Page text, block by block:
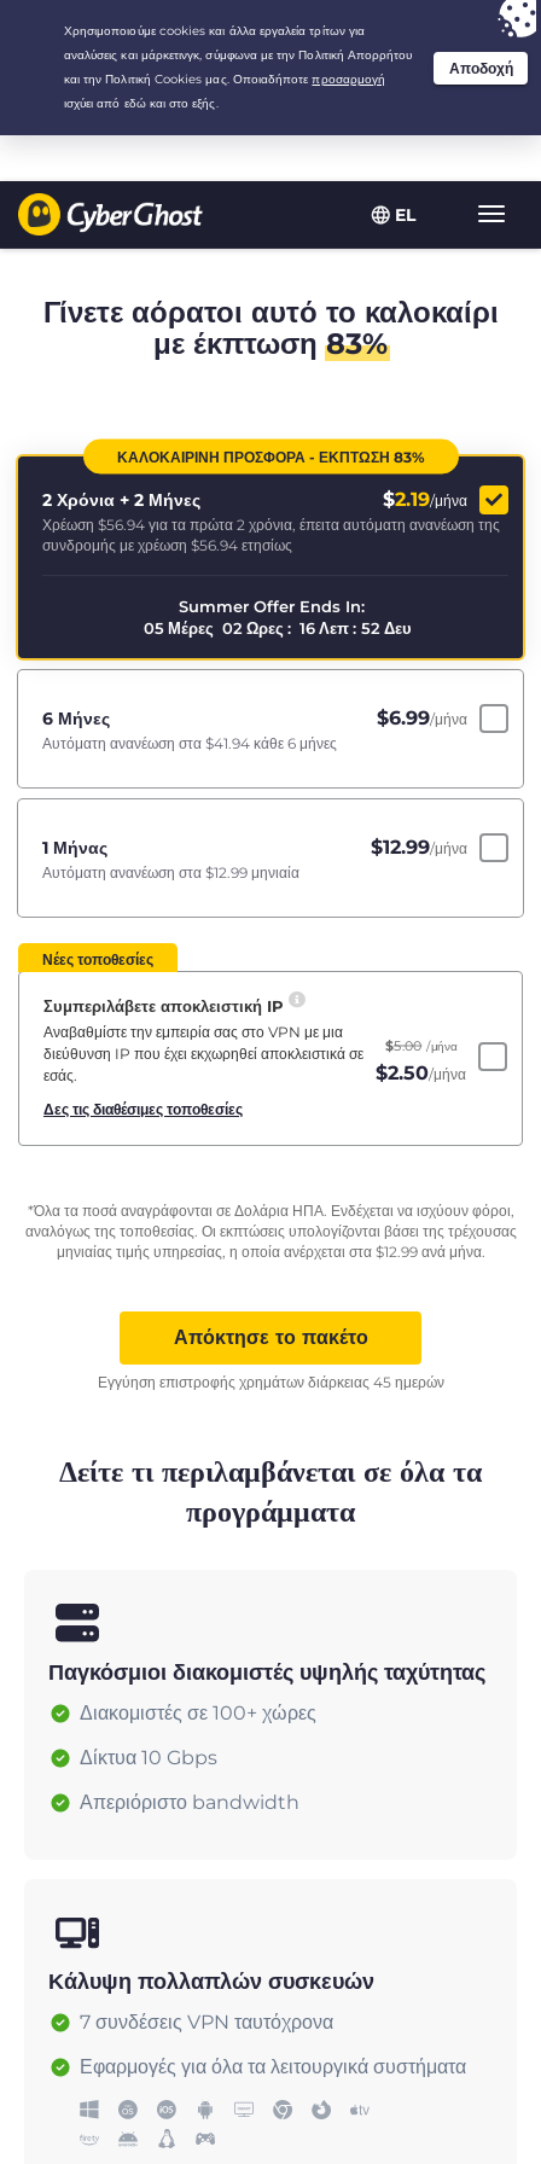
EL
Your choice:The Best Dealfor 2.1666666666667-years at $
/month
Γίνετε αόρατοι αυτό το καλοκαίρι
με έκπτωση83%
ΚΑΛΟΚΑΙΡΙΝΉ ΠΡΟΣΦΟΡΆ - ΈΚΠΤΩΣΗ 83%
2 Χρόνια + 2 Μήνες $2.19/μήνα
Χρέωση $56.94 για τα πρώτα 2 χρόνια, έπειτα αυτόματη ανανέωση της
συνδρομής με χρέωση $56.94 ετησίως
Summer Offer Ends In:
05 Μέρες 02 Ωρες : 16 Λεπ : 51 Δευ
6 Μήνες $6.99/μήνα
Αυτόματη ανανέωση στα $41.94 κάθε 6 μήνες
1 Μήνας $12.99/μήνα
Αυτόματη ανανέωση στα $12.99 μηνιαία
Νέες τοποθεσίες
Συμπεριλάβετε αποκλειστική IP
Αναβαθμίστε την εμπειρία σας στο VPN με μια
διεύθυνση IP που έχει εκχωρηθεί αποκλειστικά σε
εσάς.
Δες τις διαθέσιμες τοποθεσίες
$5.00 /μήνα
$2.50/μήνα
*Όλα τα ποσά αναγράφονται σε Δολάρια ΗΠΑ. Ενδέχεται να ισχύουν φόροι,
αναλόγως της τοποθεσίας. Οι εκπτώσεις υπολογίζονται βάσει της τρέχουσας
μηνιαίας τιμής υπηρεσίας, η οποία ανέρχεται στα $12.99ανά μήνα.
Απόκτησε το πακέτο
Εγγύηση επιστροφής χρημάτων διάρκειας 45 ημερών
Δείτε τι περιλαμβάνεται σε όλα τα
προγράμματα
Παγκόσμιοι διακομιστές υψηλής ταχύτητας
Διακομιστές σε 100+ χώρες
Δίκτυα 10 Gbps
Απεριόριστο bandwidth
Κάλυψη πολλαπλών συσκευών
7 συνδέσεις VPN ταυτόχρονα
Εφαρμογές για όλα τα λειτουργικά συστήματα